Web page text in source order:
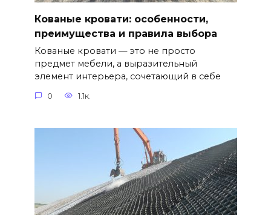
Кованые кровати: особенности,
преимущества и правила выбора
Кованые кровати — это не просто
предмет мебели, а выразительный
элемент интерьера, сочетающий в себе
0 1.1к.